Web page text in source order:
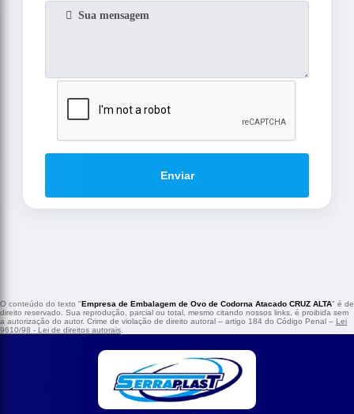
Enviar
O conteúdo do texto "Empresa de Embalagem de Ovo de Codorna Atacado CRUZ ALTA" é de
direito reservado. Sua reprodução, parcial ou total, mesmo citando nossos links, é proibida sem
a autorização do autor. Crime de violação de direito autoral – artigo 184 do Código Penal – Lei
9610/98 - Lei de direitos autorais